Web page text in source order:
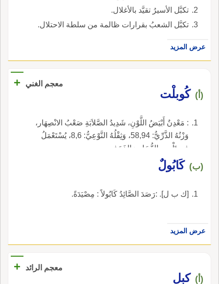
تكبَّل الأسيرُ تقيَّد بالأغلال.
تكبَّل الشعبُ بقرارات ظالمة من سلطة الاحتلال.
عرض المزيد
معجم الغني +
(أ) كُوبلْت
: مَعْدِنٌ أَبْيَضُ اللَّوْنِ، شَدِيدُ الصَّلاَبَةِ صَعْبُ الانْصِهَار،
وَزْنُهُ الذَّرِّيُّ: 58,94، وَثِقْلُهُ النَّوْعِيُّ: 8,6، يُسْتَعْمَلُ
فِي تَلْوِينِ الزُّجَاجِ وَالخَزَفِ.
(ب) كَابُولٌ
[ك ب ل]. :رَصَدَ الصَّائِدُ كَابُولاً : مِصْيَدَةً.
عرض المزيد
معجم الرائد +
(أ) كبل